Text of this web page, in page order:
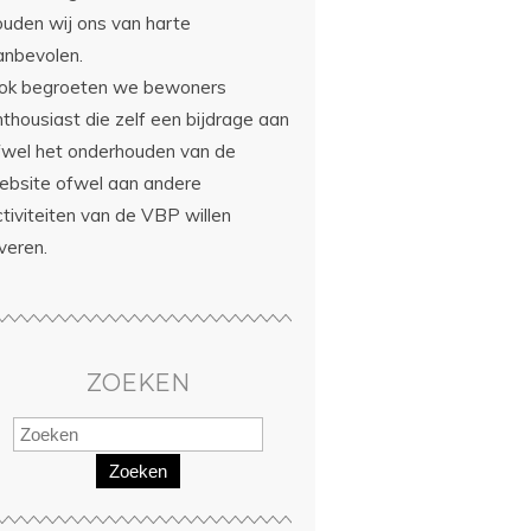
wij ons van harte
begroeten we bewoners
die zelf een bijdrage aan
het onderhouden van de
ofwel aan andere
van de VBP willen
ZOEKEN
Zoeken